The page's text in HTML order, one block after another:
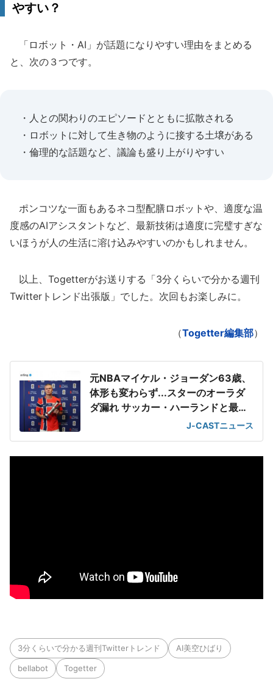
やすい？
「ロボット・AI」が話題になりやすい理由をまとめる
と、次の３つです。
・人との関わりのエピソードとともに拡散される
・ロボットに対して生き物のように接する土壌がある
・倫理的な話題など、議論も盛り上がりやすい
ポンコツな一面もあるネコ型配膳ロボットや、適度な温
度感のAIアシスタントなど、最新技術は適度に完璧すぎな
いほうが人の生活に溶け込みやすいのかもしれません。
以上、Togetterがお送りする「3分くらいで分かる週刊
Twitterトレンド出張版」でした。次回もお楽しみに。
（Togetter編集部）
元NBAマイケル・ジョーダン63歳、
体形も変わらず...スターのオーラダ
ダ漏れ サッカー・ハーランドと最強
J-CASTニュース
3分くらいで分かる週刊Twitterトレンド AI美空ひばり
bellabot Togetter